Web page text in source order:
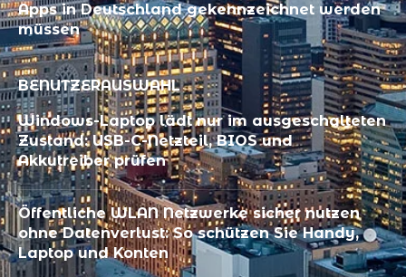
Apps in Deutschland gekennzeichnet werden
müssen
BENUTZERAUSWAHL
Windows-Laptop lädt nur im ausgeschalteten
Zustand: USB-C-Netzteil, BIOS und
Akkutreiber prüfen
Öffentliche WLAN Netzwerke sicher nutzen
ohne Datenverlust: So schützen Sie Handy,
Laptop und Konten